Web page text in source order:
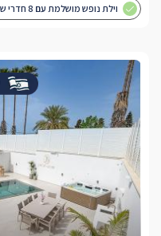
וילת נופש מושלמת עם 8 חדרי שינה